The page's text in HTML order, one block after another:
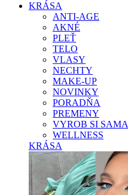
KRÁSA
ANTI-AGE
AKNÉ
PLEŤ
TELO
VLASY
NECHTY
MAKE-UP
NOVINKY
PORADŇA
PREMENY
VYROB SI SAMA
WELLNESS
KRÁSA